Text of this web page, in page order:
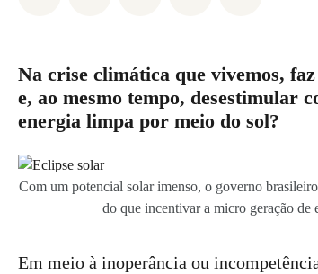
Na crise climática que vivemos,
e, ao mesmo tempo, desestimular
energia limpa por meio do sol?
Com um potencial solar imenso, o governo
do que incentivar a micro geração
Em meio à inoperância ou